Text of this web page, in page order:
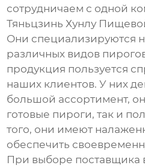
сотрудничаем с одной
Тяньцзинь Хунлу
Они специализируются
различных видов
продукция пользуется
наших клиентов. У них
большой ассортимент,
готовые пироги, так и
того, они имеют
обеспечить
При выборе поставщика